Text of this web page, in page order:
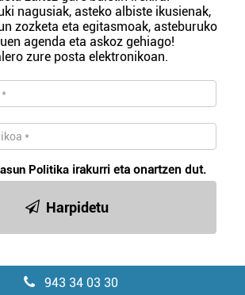
nagusiak, asteko albiste ikusienak,
zozketa eta egitasmoak, asteburuko
agenda eta askoz gehiago!
zure posta elektronikoan.
Politika irakurri eta onartzen dut.
Harpidetu
943 34 03 30